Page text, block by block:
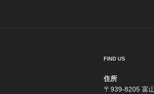
FIND US
住所
〒939-8205 富